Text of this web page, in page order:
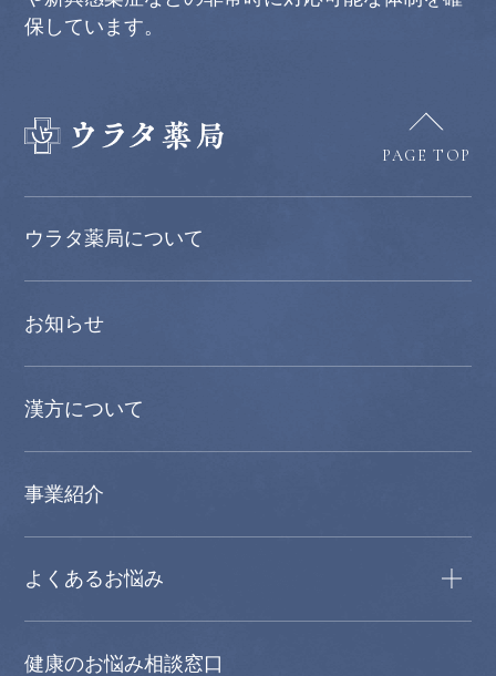
保しています。
PAGE TOP
ウラタ薬局について
お知らせ
漢方について
事業紹介
よくあるお悩み
健康のお悩み相談窓口